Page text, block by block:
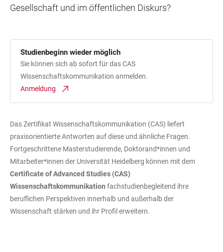
Gesellschaft und im öffentlichen Diskurs?
Studienbeginn wieder möglich
Sie können sich ab sofort für das CAS
Wissenschaftskommunikation anmelden.
Anmeldung
Das Zertifikat Wissenschaftskommunikation (CAS) liefert
praxisorientierte Antworten auf diese und ähnliche Fragen.
Fortgeschrittene Masterstudierende, Doktorand*innen und
Mitarbeiter*innen der Universität Heidelberg können mit dem
Certificate of Advanced Studies (CAS)
Wissenschaftskommunikation fachstudienbegleitend ihre
beruflichen Perspektiven innerhalb und außerhalb der
Wissenschaft stärken und ihr Profil erweitern.